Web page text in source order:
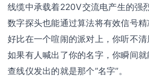
线缆中承载着220V交流电产生的强
数字探头也能通过算法将有效信号精
好比在一个喧闹的派对上，你听不
如果有人喊出了你的名字，你瞬间
查线仪发出的就是那个”名字”。